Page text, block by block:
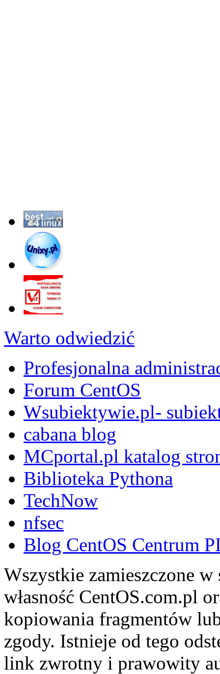
Warto odwiedzić
Profesjonalna
Forum CentOS
Wsubiektywie.pl-
cabana blog
MCportal.pl katalog
Biblioteka Pythona
TechNow
nfsec
Blog CentOS Centrum
Wszystkie zamieszczone
własność CentOS.com.pl
kopiowania fragmentów
zgody. Istnieje od tego
link zwrotny i prawowity